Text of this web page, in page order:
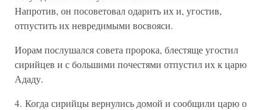
Напротив, он посоветовал одарить их и, угостив,
отпустить их невредимыми восвояси.
Иорам послушался совета пророка, блестяще угостил
сирийцев и с большими почестями отпустил их к царю
Ададу.
4. Когда сирийцы вернулись домой и сообщили царю о